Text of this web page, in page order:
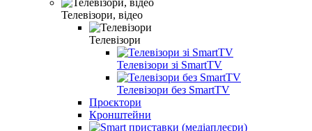
Телевізори, відео
Телевізори
Телевізори зі SmartTV
Телевізори без SmartTV
Проєктори
Кронштейни